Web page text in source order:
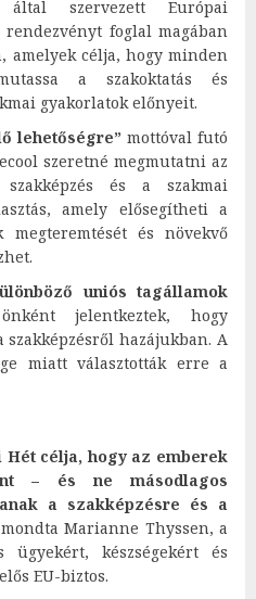
szervezett Európai
rendezvényt foglal magában
amelyek célja, hogy minden
a szakoktatás és
gyakorlatok előnyeit.
lehetőségre”mottóval futó
szeretné megmutatni az
és a szakmai
amely elősegítheti a
megteremtését és növekvő
uniós tagállamok
jelentkeztek, hogy
szakképzésről hazájukban. A
miatt választották erre a
Hét célja, hogy az emberek
– és ne másodlagos
a szakképzésre és a
Marianne Thyssen, a
ügyekért, készségekért és
EU-biztos.